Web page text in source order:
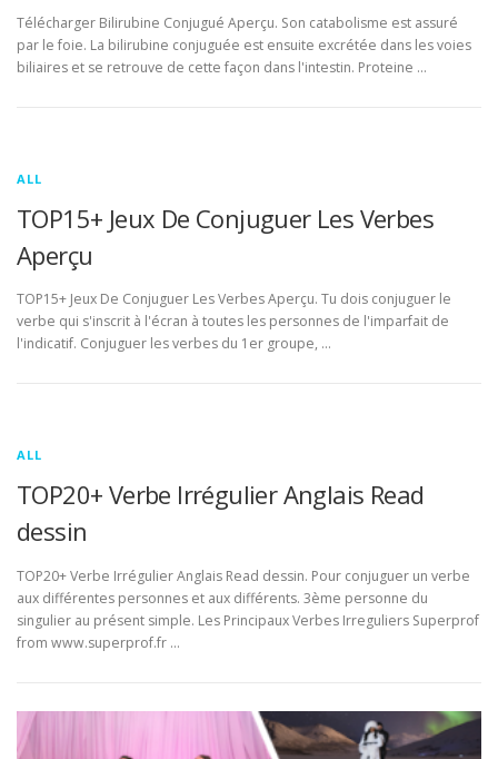
Télécharger Bilirubine Conjugué Aperçu. Son catabolisme est assuré
par le foie. La bilirubine conjuguée est ensuite excrétée dans les voies
biliaires et se retrouve de cette façon dans l'intestin. Proteine …
ALL
TOP15+ Jeux De Conjuguer Les Verbes
Aperçu
TOP15+ Jeux De Conjuguer Les Verbes Aperçu. Tu dois conjuguer le
verbe qui s'inscrit à l'écran à toutes les personnes de l'imparfait de
l'indicatif. Conjuguer les verbes du 1er groupe, …
ALL
TOP20+ Verbe Irrégulier Anglais Read
dessin
TOP20+ Verbe Irrégulier Anglais Read dessin. Pour conjuguer un verbe
aux différentes personnes et aux différents. 3ème personne du
singulier au présent simple. Les Principaux Verbes Irreguliers Superprof
from www.superprof.fr …